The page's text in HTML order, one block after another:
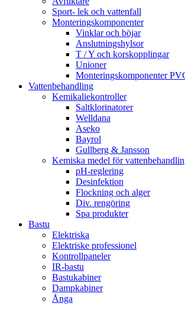
Sport- lek och vattenfall
Monteringskomponenter
Vinklar och böjar
Anslutningshylsor
T / Y och korskopplingar
Unioner
Monteringskomponenter
Vattenbehandling
Kemikaliekontroller
Saltklorinatorer
Welldana
Aseko
Bayrol
Gullberg & Jansson
Kemiska medel för
pH-reglering
Desinfektion
Flockning och alger
Div. rengöring
Spa produkter
Bastu
Elektriska
Elektriske professionel
Kontrollpaneler
IR-bastu
Bastukabiner
Dampkabiner
Ånga